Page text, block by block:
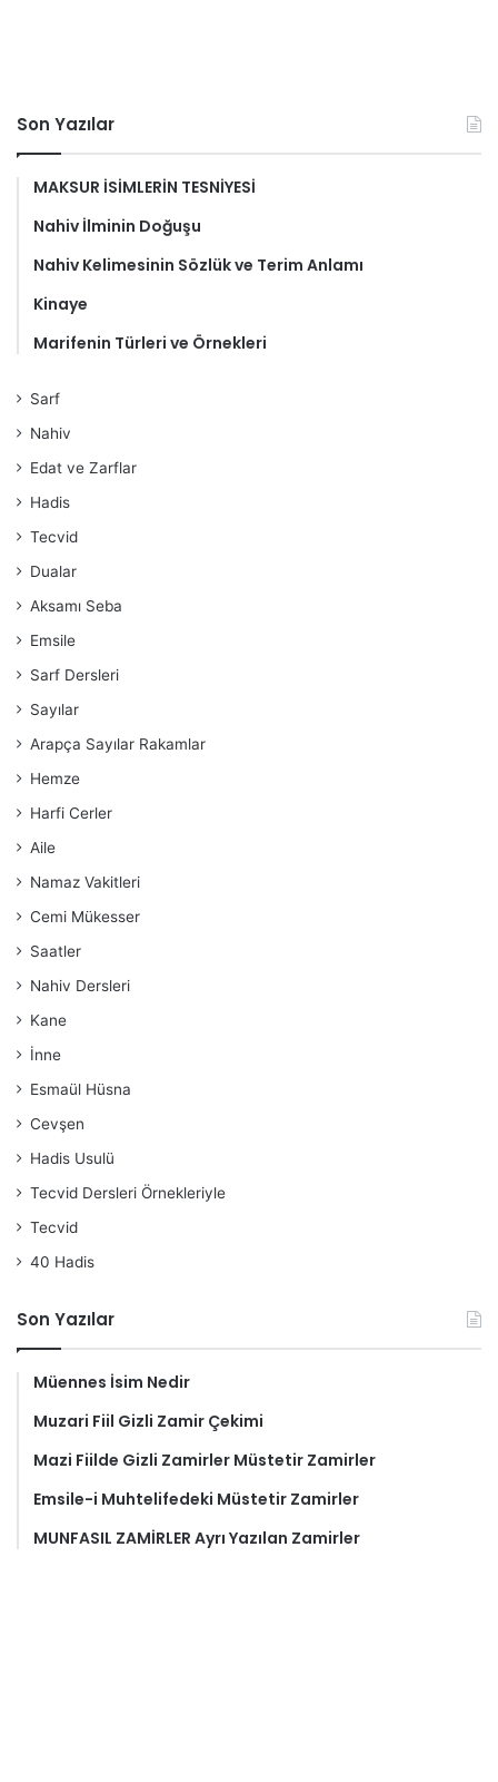
Son Yazılar
MAKSUR İSİMLERİN TESNİYESİ
Nahiv İlminin Doğuşu
Nahiv Kelimesinin Sözlük ve Terim Anlamı
Kinaye
Marifenin Türleri ve Örnekleri
Sarf
Nahiv
Edat ve Zarflar
Hadis
Tecvid
Dualar
Aksamı Seba
Emsile
Sarf Dersleri
Sayılar
Arapça Sayılar Rakamlar
Hemze
Harfi Cerler
Aile
Namaz Vakitleri
Cemi Mükesser
Saatler
Nahiv Dersleri
Kane
İnne
Esmaül Hüsna
Cevşen
Hadis Usulü
Tecvid Dersleri Örnekleriyle
Tecvid
40 Hadis
Son Yazılar
Müennes İsim Nedir
Muzari Fiil Gizli Zamir Çekimi
Mazi Fiilde Gizli Zamirler Müstetir Zamirler
Emsile-i Muhtelifedeki Müstetir Zamirler
MUNFASIL ZAMİRLER Ayrı Yazılan Zamirler